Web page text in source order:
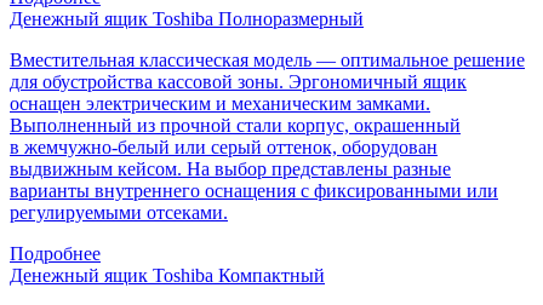
Денежный ящик Toshiba Полноразмерный
Вместительная классическая модель — оптимальное решение
для обустройства кассовой зоны. Эргономичный ящик
оснащен электрическим и механическим замками.
Выполненный из прочной стали корпус, окрашенный
в жемчужно-белый или серый оттенок, оборудован
выдвижным кейсом. На выбор представлены разные
варианты внутреннего оснащения с фиксированными или
регулируемыми отсеками.
Подробнее
Денежный ящик Toshiba Компактный